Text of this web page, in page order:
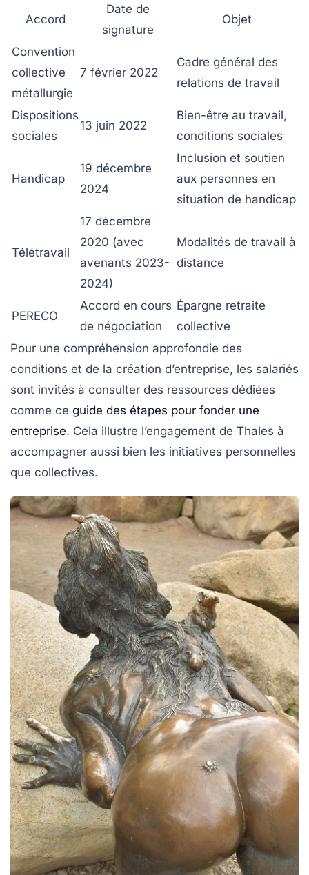
Accord
Date de
signature
Objet
Convention
collective
métallurgie
7 février 2022
Cadre général des
relations de travail
Dispositions
sociales
13 juin 2022
Bien-être au travail,
conditions sociales
Handicap
19 décembre
2024
Inclusion et soutien
aux personnes en
situation de handicap
Télétravail
17 décembre
2020 (avec
avenants 2023-
2024)
Modalités de travail à
distance
PERECO
Accord en cours
de négociation
Épargne retraite
collective
Pour une compréhension approfondie des
conditions et de la création d’entreprise, les salariés
sont invités à consulter des ressources dédiées
comme ce guide des étapes pour fonder une
entreprise. Cela illustre l’engagement de Thales à
accompagner aussi bien les initiatives personnelles
que collectives.